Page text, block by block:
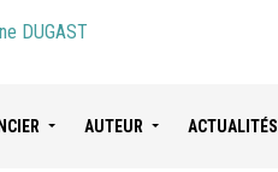
AUTEUR ACTUALITÉS